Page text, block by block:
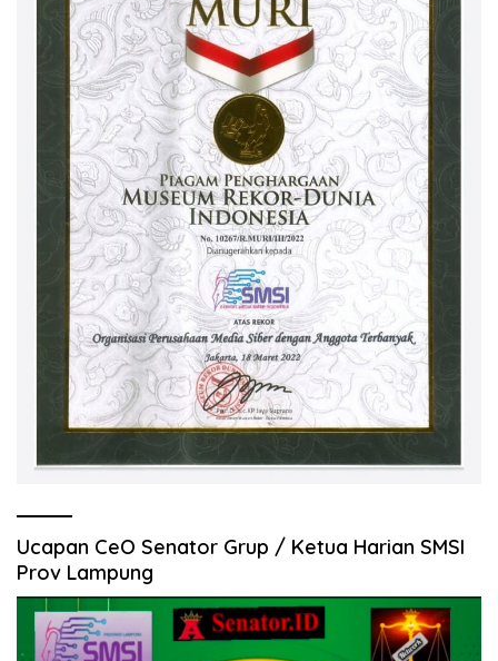
Ucapan CeO Senator Grup / Ketua Harian SMSI
Prov Lampung